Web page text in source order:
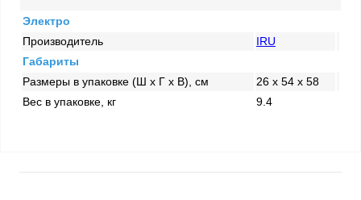
Электро
Производитель
IRU
Габариты
Размеры в упаковке (Ш x Г x В), см
26 x 54 x 58
Вес в упаковке, кг
9.4